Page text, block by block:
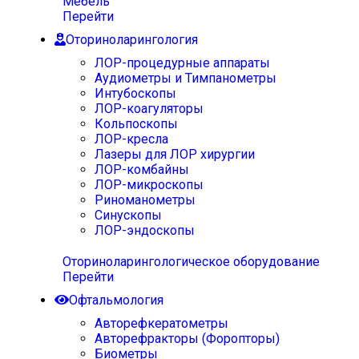
Перейти
Оториноларингология
ЛОР-процедурные аппараты
Аудиометры и Тимпанометры
Интубоскопы
ЛОР-коагуляторы
Кольпоскопы
ЛОР-кресла
Лазеры для ЛОР хирургии
ЛОР-комбайны
ЛОР-микроскопы
Риноманометры
Синускопы
ЛОР-эндоскопы
Оториноларингологическое оборудование
Перейти
Офтальмология
Авторефкератометры
Авторефракторы (Форопторы)
Биометры